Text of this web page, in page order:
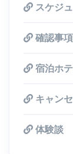
スケジ
確認事
宿泊ホ
キャン
体験談